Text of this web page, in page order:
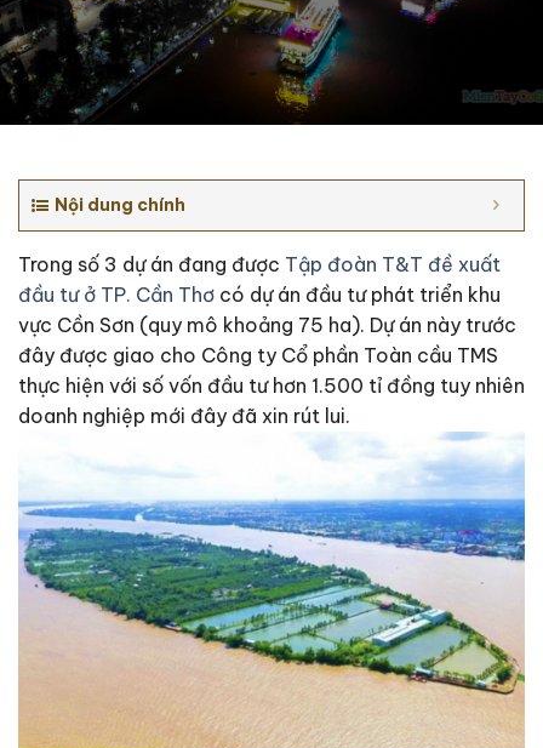
Nội dung chính
Trong số 3 dự án đang được Tập đoàn T&T đề xuất
đầu tư ở TP. Cần Thơ có dự án đầu tư phát triển khu
vực Cồn Sơn (quy mô khoảng 75 ha). Dự án này trước
đây được giao cho Công ty Cổ phần Toàn cầu TMS
thực hiện với số vốn đầu tư hơn 1.500 tỉ đồng tuy nhiên
doanh nghiệp mới đây đã xin rút lui.